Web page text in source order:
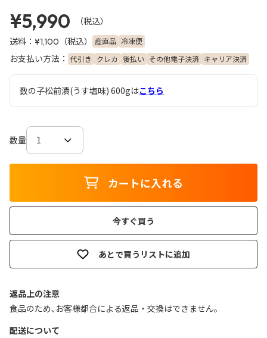
¥5,990
（税込）
送料： ¥1,100 （税込） 産直品 冷凍便
お支払い方法： 代引き クレカ 後払い その他電子決済 キャリア決済
数の子松前漬(うす塩味) 600gはこちら
数量
カートに入れる
今すぐ買う
あとで買うリストに追加
返品上の注意
食品のため､お客様都合による返品・交換はできません｡
配送について